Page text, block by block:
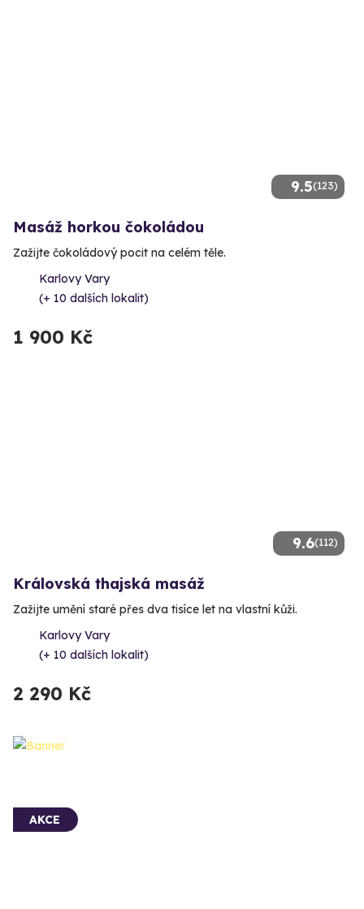
9.5(123)
Masáž horkou čokoládou
Zažijte čokoládový pocit na celém těle.
Karlovy Vary
(+ 10 dalších lokalit)
1 900 Kč
9.6(112)
Královská thajská masáž
Zažijte umění staré přes dva tisíce let na vlastní kůži.
Karlovy Vary
(+ 10 dalších lokalit)
2 290 Kč
AKCE